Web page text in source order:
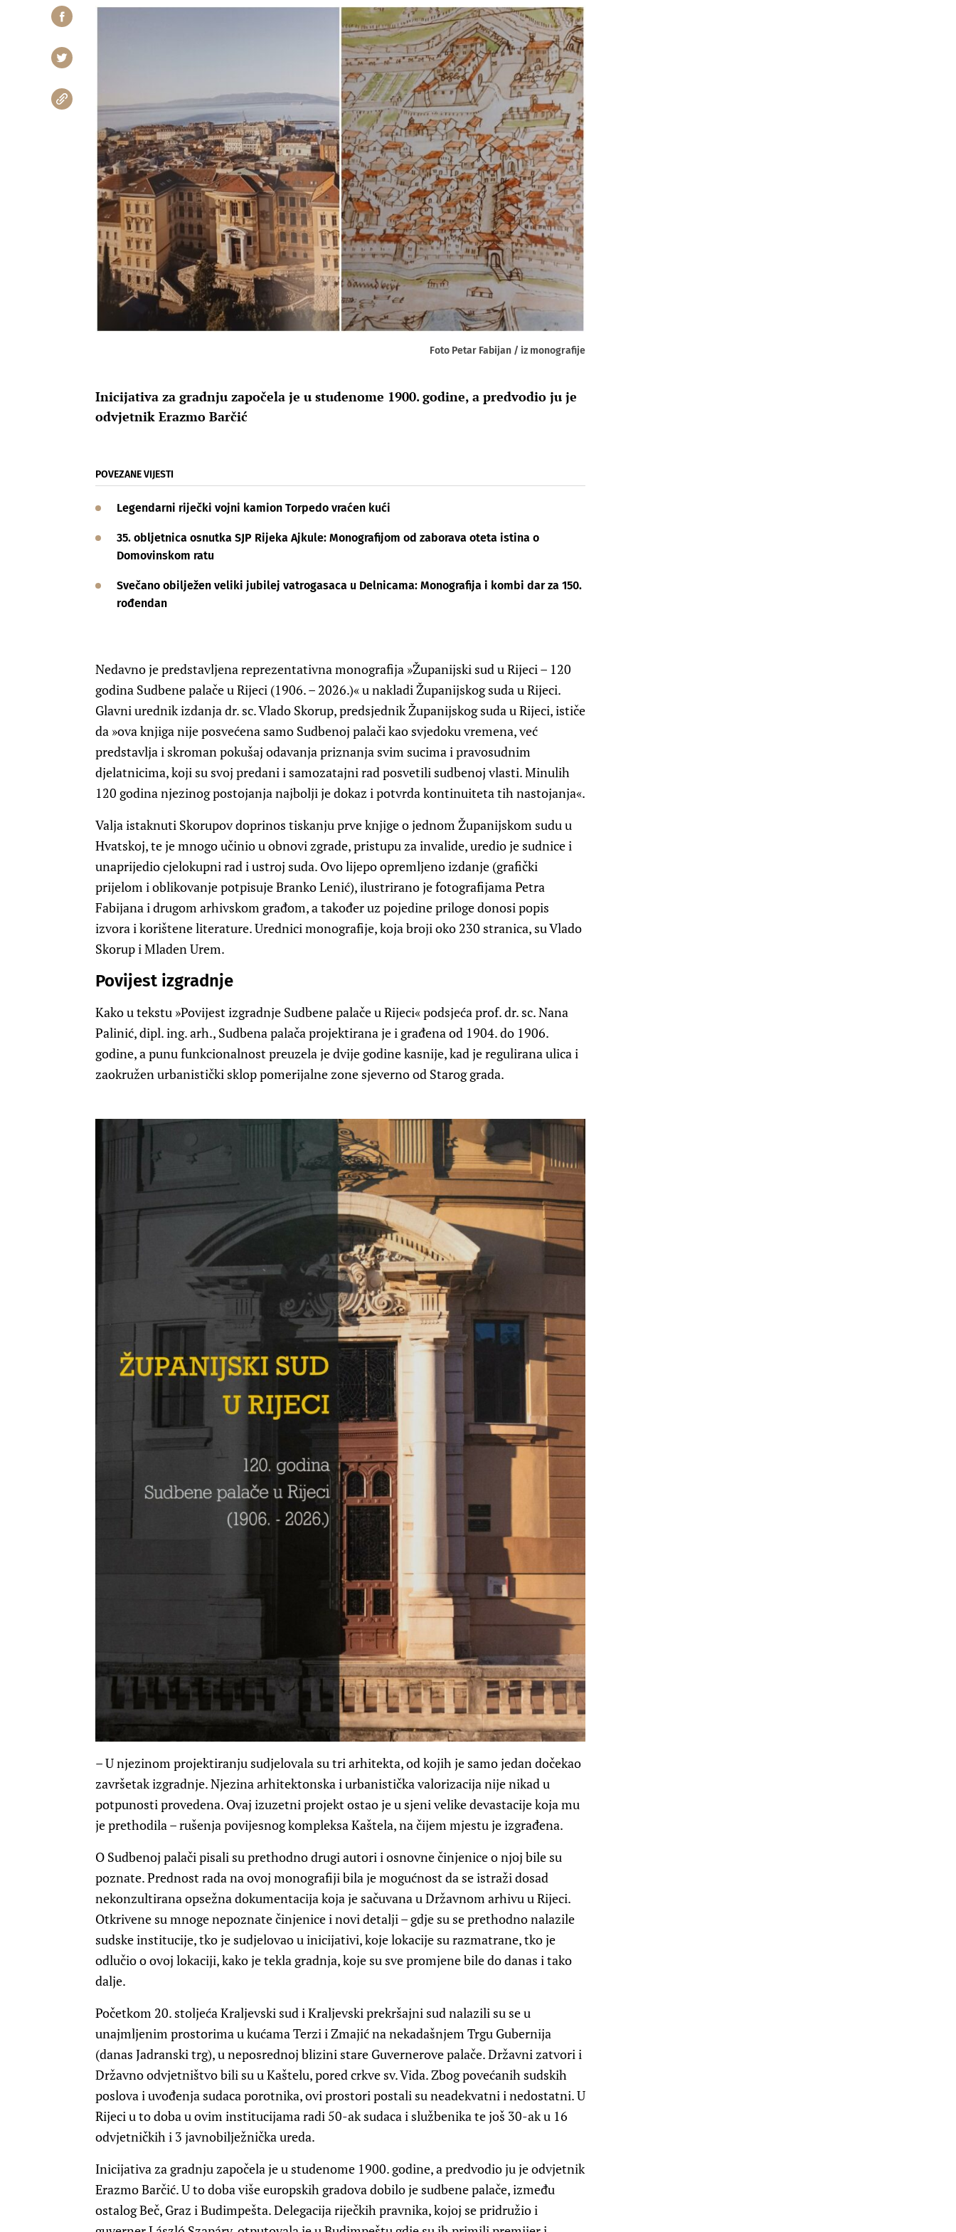
Foto Petar Fabijan / iz monografije
Inicijativa za gradnju započela je u studenome 1900. godine, a predvodio ju je
odvjetnik Erazmo Barčić
POVEZANE VIJESTI
Legendarni riječki vojni kamion Torpedo vraćen kući
35. obljetnica osnutka SJP Rijeka Ajkule: Monografijom od zaborava oteta istina o
Domovinskom ratu
Svečano obilježen veliki jubilej vatrogasaca u Delnicama: Monografija i kombi dar za 150.
rođendan
Nedavno je predstavljena reprezentativna monografija »Županijski sud u Rijeci – 120
godina Sudbene palače u Rijeci (1906. – 2026.)« u nakladi Županijskog suda u Rijeci.
Glavni urednik izdanja dr. sc. Vlado Skorup, predsjednik Županijskog suda u Rijeci, ističe
da »ova knjiga nije posvećena samo Sudbenoj palači kao svjedoku vremena, već
predstavlja i skroman pokušaj odavanja priznanja svim sucima i pravosudnim
djelatnicima, koji su svoj predani i samozatajni rad posvetili sudbenoj vlasti. Minulih
120 godina njezinog postojanja najbolji je dokaz i potvrda kontinuiteta tih nastojanja«.
Valja istaknuti Skorupov doprinos tiskanju prve knjige o jednom Županijskom sudu u
Hvatskoj, te je mnogo učinio u obnovi zgrade, pristupu za invalide, uredio je sudnice i
unaprijedio cjelokupni rad i ustroj suda. Ovo lijepo opremljeno izdanje (grafički
prijelom i oblikovanje potpisuje Branko Lenić), ilustrirano je fotografijama Petra
Fabijana i drugom arhivskom građom, a također uz pojedine priloge donosi popis
izvora i korištene literature. Urednici monografije, koja broji oko 230 stranica, su Vlado
Skorup i Mladen Urem.
Povijest izgradnje
Kako u tekstu »Povijest izgradnje Sudbene palače u Rijeci« podsjeća prof. dr. sc. Nana
Palinić, dipl. ing. arh., Sudbena palača projektirana je i građena od 1904. do 1906.
godine, a punu funkcionalnost preuzela je dvije godine kasnije, kad je regulirana ulica i
zaokružen urbanistički sklop pomerijalne zone sjeverno od Starog grada.
– U njezinom projektiranju sudjelovala su tri arhitekta, od kojih je samo jedan dočekao
završetak izgradnje. Njezina arhitektonska i urbanistička valorizacija nije nikad u
potpunosti provedena. Ovaj izuzetni projekt ostao je u sjeni velike devastacije koja mu
je prethodila – rušenja povijesnog kompleksa Kaštela, na čijem mjestu je izgrađena.
O Sudbenoj palači pisali su prethodno drugi autori i osnovne činjenice o njoj bile su
poznate. Prednost rada na ovoj monografiji bila je mogućnost da se istraži dosad
nekonzultirana opsežna dokumentacija koja je sačuvana u Državnom arhivu u Rijeci.
Otkrivene su mnoge nepoznate činjenice i novi detalji – gdje su se prethodno nalazile
sudske institucije, tko je sudjelovao u inicijativi, koje lokacije su razmatrane, tko je
odlučio o ovoj lokaciji, kako je tekla gradnja, koje su sve promjene bile do danas i tako
dalje.
Početkom 20. stoljeća Kraljevski sud i Kraljevski prekršajni sud nalazili su se u
unajmljenim prostorima u kućama Terzi i Zmajić na nekadašnjem Trgu Gubernija
(danas Jadranski trg), u neposrednoj blizini stare Guvernerove palače. Državni zatvori i
Državno odvjetništvo bili su u Kaštelu, pored crkve sv. Vida. Zbog povećanih sudskih
poslova i uvođenja sudaca porotnika, ovi prostori postali su neadekvatni i nedostatni. U
Rijeci u to doba u ovim institucijama radi 50-ak sudaca i službenika te još 30-ak u 16
odvjetničkih i 3 javnobilježnička ureda.
Inicijativa za gradnju započela je u studenome 1900. godine, a predvodio ju je odvjetnik
Erazmo Barčić. U to doba više europskih gradova dobilo je sudbene palače, između
ostalog Beč, Graz i Budimpešta. Delegacija riječkih pravnika, kojoj se pridružio i